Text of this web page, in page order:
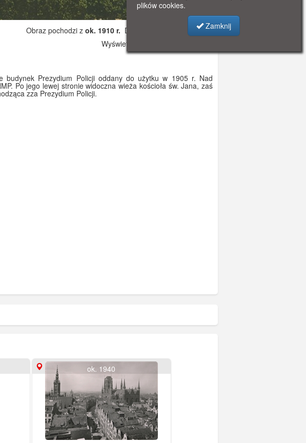
Obraz pochodzi z ok. 1910 r. Dodano: 2019-11-06 17:12
Wyświetlono: 6026
budynek Prezydium Policji oddany do użytku w 1905 r. Nad
Po jego lewej stronie widoczna wieża kościoła św. Jana, zaś
zza Prezydium Policji.
ok. 1940
plików cookies.
Zamknij